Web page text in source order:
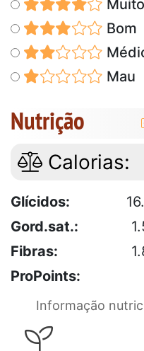
Bom
Mau
Nutrição
Calorias:
Glícidos:
Gord.sat.:
Fibras:
ProPoints:
Informação